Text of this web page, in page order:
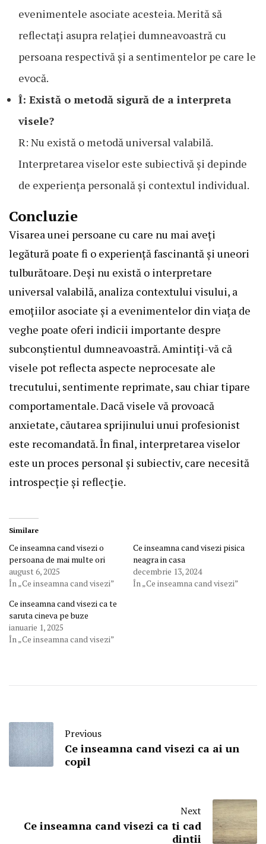
evenimentele asociate acesteia. Merită să
reflectați asupra relației dumneavoastră cu
persoana respectivă și a sentimentelor pe care le
evocă.
Î: Există o metodă sigură de a interpreta
visele?
R: Nu există o metodă universal valabilă.
Interpretarea viselor este subiectivă și depinde
de experiența personală și contextul individual.
Concluzie
Visarea unei persoane cu care nu mai aveți
legătură poate fi o experiență fascinantă și uneori
tulburătoare. Deși nu există o interpretare
universal valabilă, analiza contextului visului, a
emoțiilor asociate și a evenimentelor din viața de
veghe poate oferi indicii importante despre
subconștientul dumneavoastră. Amintiți-vă că
visele pot reflecta aspecte neprocesate ale
trecutului, sentimente reprimate, sau chiar tipare
comportamentale. Dacă visele vă provoacă
anxietate, căutarea sprijinului unui profesionist
este recomandată. În final, interpretarea viselor
este un proces personal și subiectiv, care necesită
introspecție și reflecție.
Similare
Ce inseamna cand visezi o
persoana de mai multe ori
august 6, 2025
În „Ce inseamna cand visezi”
Ce inseamna cand visezi pisica
neagra in casa
decembrie 13, 2024
În „Ce inseamna cand visezi”
Ce inseamna cand visezi ca te
saruta cineva pe buze
ianuarie 1, 2025
În „Ce inseamna cand visezi”
Previous
Ce inseamna cand visezi ca ai un
copil
Next
Ce inseamna cand visezi ca ti cad
dintii